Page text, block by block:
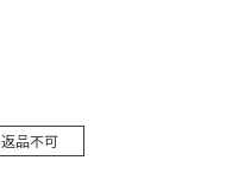
返品不可